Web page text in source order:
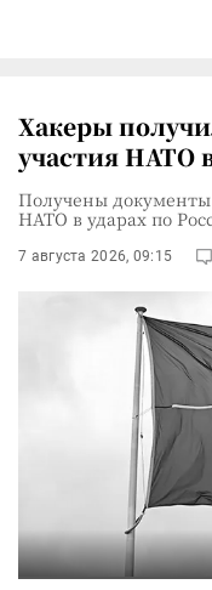
Хакеры
участия НАТО
Получены
НАТО в ударах по
7 августа 2026, 09:15